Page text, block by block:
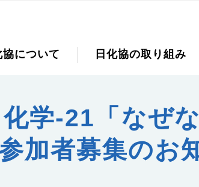
協について 日化協の取り組み
学‐21「なぜ
加者募集のお